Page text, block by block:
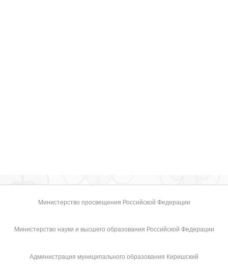
Министерство просвещения Российской Федерации
Министерство науки и высшего образования Российской Федерации
Администрация муниципального образования Киришский